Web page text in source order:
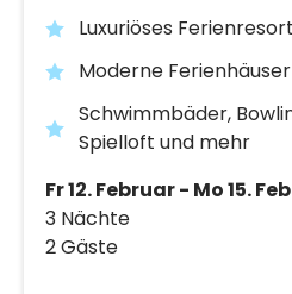
Luxuriöses
Moderne Ferienhäuser
Schwimmbäder,
Spielloft und mehr
Fr 12. Februar - Mo 15.
3 Nächte
2 Gäste